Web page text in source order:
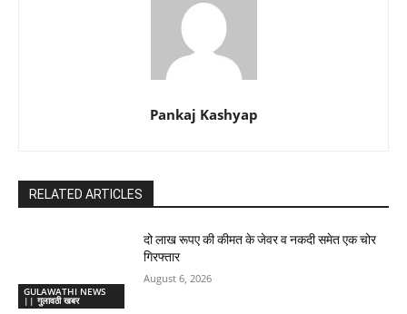
Pankaj Kashyap
RELATED ARTICLES
GULAWATHI NEWS
|| गुलावठी खबर
दो लाख रूपए की कीमत के जेवर व नकदी समेत एक चोर
गिरफ्तार
August 6, 2026